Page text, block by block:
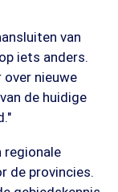
van
iets anders.
over nieuwe
de huidige
regionale
de provincies.